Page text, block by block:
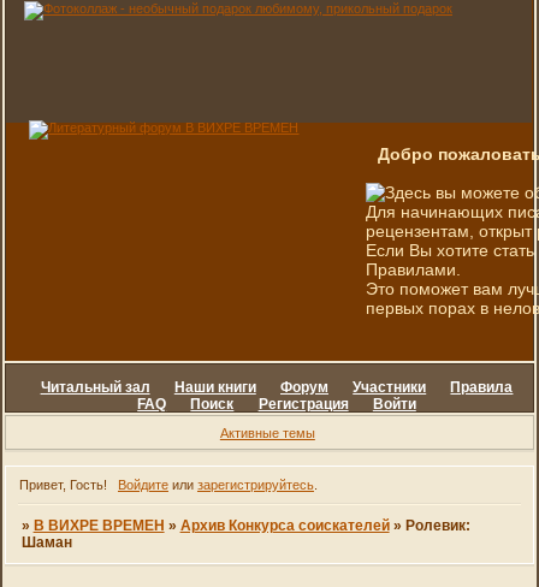
Добро
Здесь вы можете
Для начинающих
рецензентам, открыт
Если Вы хотите
Правилами.
Это поможет вам
первых порах в
Читальный зал Наши книги Форум Участники
Правила
FAQ
Поиск Регистрация Войти
Активные темы
Привет, Гость! Войдитеили зарегистрируйтесь.
» В ВИХРЕ ВРЕМЕН » Архив Конкурса соискателей » Ролевик:
Шаман